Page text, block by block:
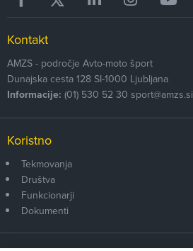
Kontakt
AMZS - področje Avto-moto šport
Dunajska cesta 128 SI-1000 Ljubljana
Informacije: (01) 530 52 30 sport@amzs.si
Koristno
Tekmovanja
Društva
Funkcionarji
Dokumenti